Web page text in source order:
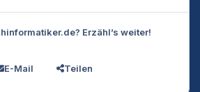
Erzähl’s weiter!
E-Mail Teilen